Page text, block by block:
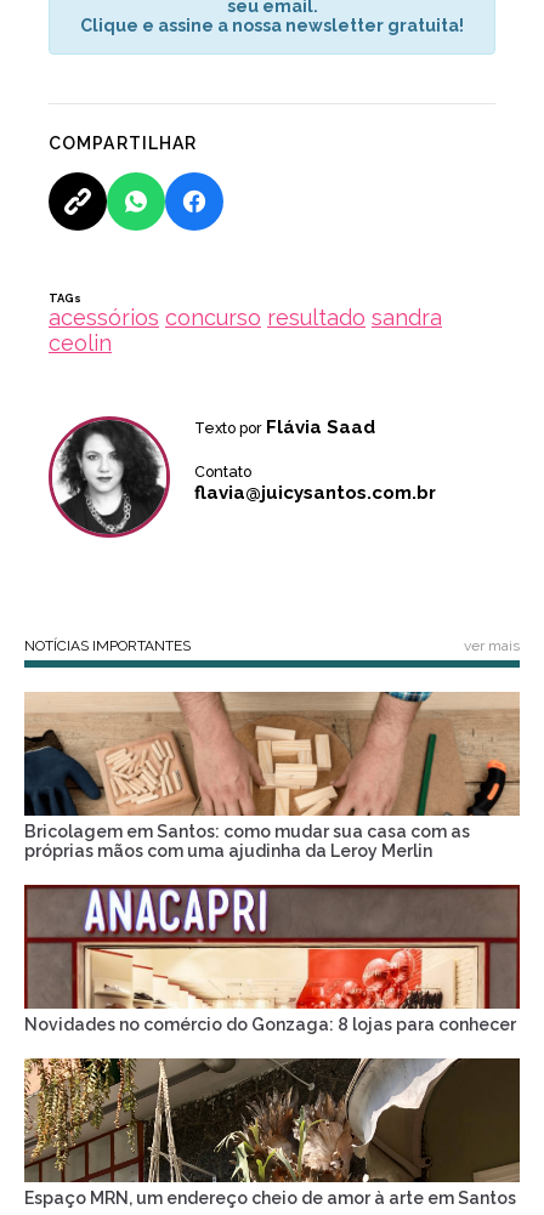
seu email.
Clique e assine a nossa newsletter gratuita!
COMPARTILHAR
TAGs
acessórios concurso resultado sandra
ceolin
Texto por Flávia Saad
Contato
flavia@juicysantos.com.br
NOTÍCIAS IMPORTANTES ver mais
Bricolagem em Santos: como mudar sua casa com as
próprias mãos com uma ajudinha da Leroy Merlin
Novidades no comércio do Gonzaga: 8 lojas para conhecer
Espaço MRN, um endereço cheio de amor à arte em Santos